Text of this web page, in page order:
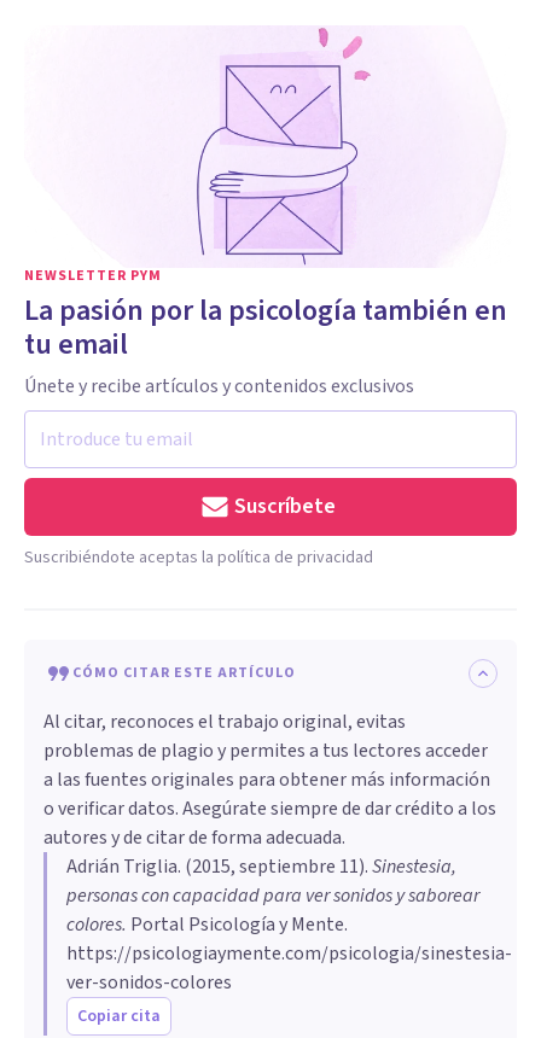
NEWSLETTER PYM
La pasión por la psicología también en
tu email
Únete y recibe artículos y contenidos exclusivos
Suscríbete
Suscribiéndote aceptas la política de privacidad
CÓMO CITAR ESTE ARTÍCULO
Al citar, reconoces el trabajo original, evitas
problemas de plagio y permites a tus lectores acceder
a las fuentes originales para obtener más información
o verificar datos. Asegúrate siempre de dar crédito a los
autores y de citar de forma adecuada.
Adrián Triglia. (2015, septiembre 11).Sinestesia,
personas con capacidad para ver sonidos y saborear
colores. Portal Psicología y Mente.
https://psicologiaymente.com/psicologia/sinestesia-
ver-sonidos-colores
Copiar cita